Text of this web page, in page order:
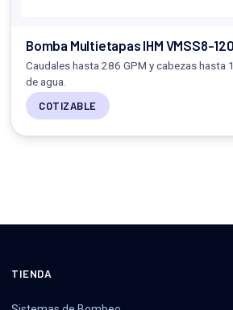
Bomba Multietapas IHM VMSS8-
Caudales hasta 286 GPM y cabezas hasta
de agua.
COTIZABLE
TIENDA